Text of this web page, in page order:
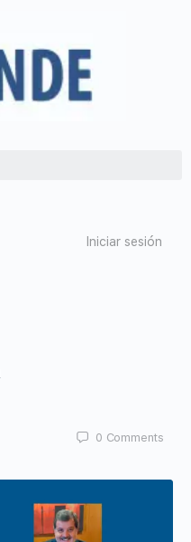
Iniciar sesión
0 Comments